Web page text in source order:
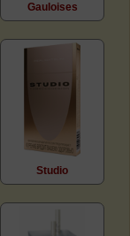
Gauloises
Studio